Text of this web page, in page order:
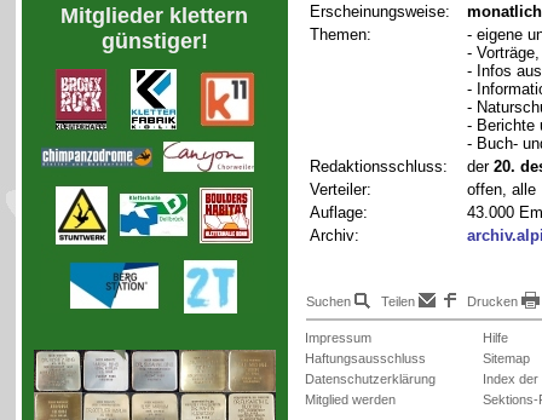
Mitglieder klettern
günstiger!
Erscheinungsweise:
monatlich
Themen:
- eigene
-
- Infos
-
-
- Berichte
- Buch-
Redaktionsschluss:
der 20.
Verteiler:
offen, alle
Auflage:
43.000
Archiv:
Suchen Teilen Drucken
Impressum
Haftungsausschluss
Datenschutzerklärung
Mitglied werden
Hilfe
Sitemap
Index der
Sektions-